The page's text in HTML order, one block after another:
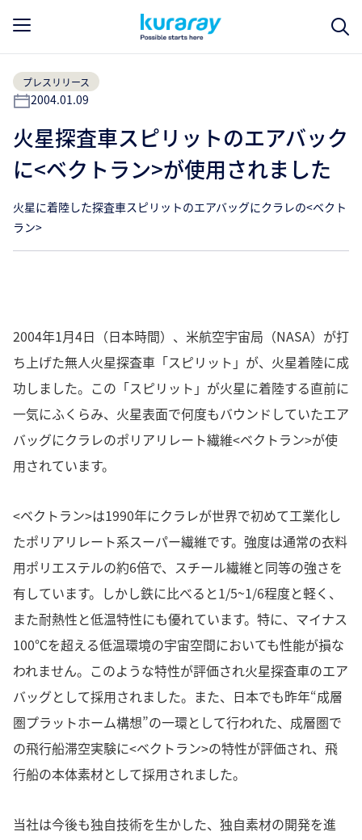
プレスリリース
2004.01.09
火星探査車スピリットのエアバック
に<ベクトラン>が使用されました
火星に着陸した探査車スピリットのエアバッグにクラレの<ベクト
ラン>
2004年1月4日（日本時間）、米航空宇宙局（NASA）が打
ち上げた無人火星探査車「スピリット」が、火星着陸に成
功しました。この「スピリット」が火星に着陸する直前に
一気にふくらみ、火星表面で何度もバウンドしていたエア
バッグにクラレのポリアリレート繊維<ベクトラン>が使
用されています。
<ベクトラン>は1990年にクラレが世界で初めて工業化し
たポリアリレート系スーパー繊維です。強度は通常の衣料
用ポリエステルの約6倍で、スチール繊維と同等の強さを
有しています。しかし鉄に比べると1/5~1/6程度と軽く、
また耐熱性と低温特性にも優れています。特に、マイナス
100℃を超える低温環境の宇宙空間においても性能が損な
われません。このような特性が評価され火星探査車のエア
バッグとして採用されました。また、日本でも昨年“成層
圏プラットホーム構想”の一環として行われた、成層圏で
の飛行船滞空実験に<ベクトラン>の特性が評価され、飛
行船の本体素材として採用されました。
当社は今後も独自技術を生かした、独自素材の開発を進